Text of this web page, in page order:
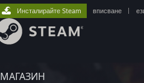
МАГАЗИН
Инсталирайте Steam вписване